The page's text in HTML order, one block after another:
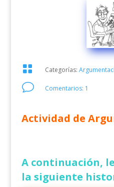
 Categorías:
v Comentarios: 1
Actividad de
A continuación,
la siguiente